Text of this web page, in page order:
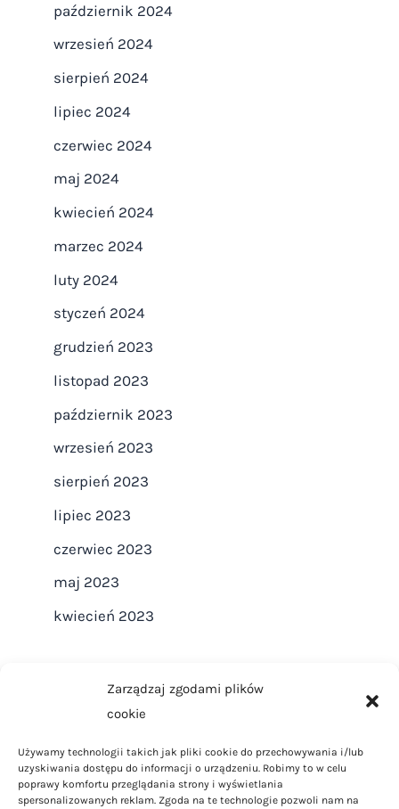
Zarządzaj zgodami plików
cookie
Używamy technologii takich jak pliki cookie do przechowywania i/lub
uzyskiwania dostępu do informacji o urządzeniu. Robimy to w celu
poprawy komfortu przeglądania strony i wyświetlania
spersonalizowanych reklam. Zgoda na te technologie pozwoli nam na
październik 2024
wrzesień 2024
sierpień 2024
lipiec 2024
czerwiec 2024
maj 2024
kwiecień 2024
marzec 2024
luty 2024
styczeń 2024
grudzień 2023
listopad 2023
październik 2023
wrzesień 2023
sierpień 2023
lipiec 2023
czerwiec 2023
maj 2023
kwiecień 2023
Regulamin
Polityka Prywatności